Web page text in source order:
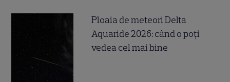
Ploaia de meteori Delta
Aquaride 2026: când o poți
vedea cel mai bine